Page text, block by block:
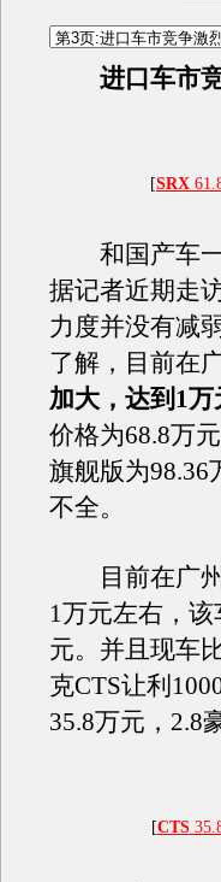
进口车市竞
[SRX
和国产车一
据记者近期走
力度并没有减
了解，目前在
加大，达到1万
价格为68.8万
旗舰版为98.36
不全。
目前在广州
1万元左右，
元。并且现车
克CTS让利
35.8万元，2.8
[CTS